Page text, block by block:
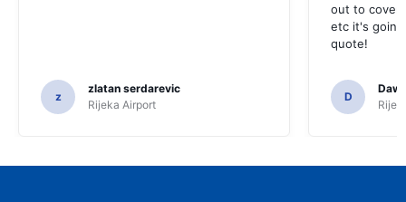
z
zlatan serdarevic
Rijeka Airport
out to cover
etc it's
quote!
D